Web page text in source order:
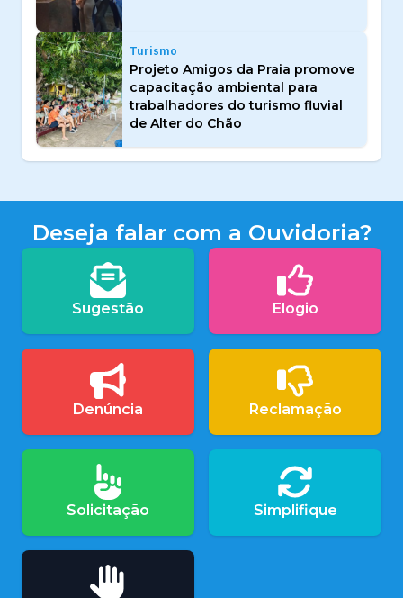
Turismo
Projeto Amigos da Praia promove
capacitação ambiental para
trabalhadores do turismo fluvial
de Alter do Chão
Deseja falar com a Ouvidoria?
Sugestão Elogio
Denúncia Reclamação
Solicitação Simplifique